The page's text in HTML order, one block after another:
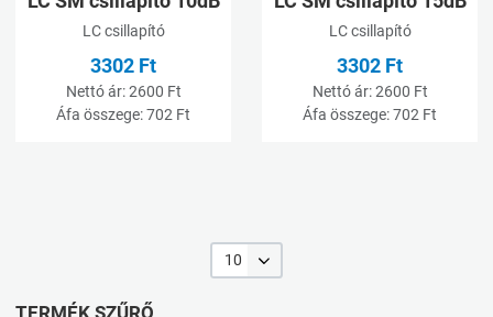
TERMÉK SZŰRŐ
LC csillapító
3302 Ft
Nettó ár:2600 Ft
Áfa összege:702 Ft
LC csillapító
3302 Ft
Nettó ár:2600 Ft
Áfa összege:702 Ft
10